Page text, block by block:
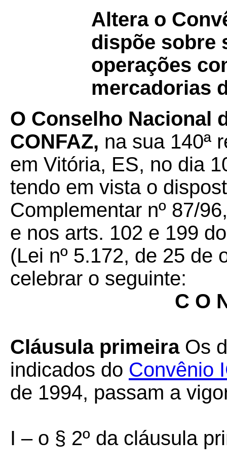
Altera o
dispõe sobre
operações
mercadorias
O Conselho Nacional
CONFAZ, na sua 140ª
em Vitória, ES, no dia
tendo em vista o
Complementar nº 87/
e nos arts. 102 e 199
(Lei nº 5.172, de 25 de
celebrar o seguinte:
C O
Cláusula primeira Os
indicados do Convênio
de 1994, passam a
I – o § 2º da cláusula